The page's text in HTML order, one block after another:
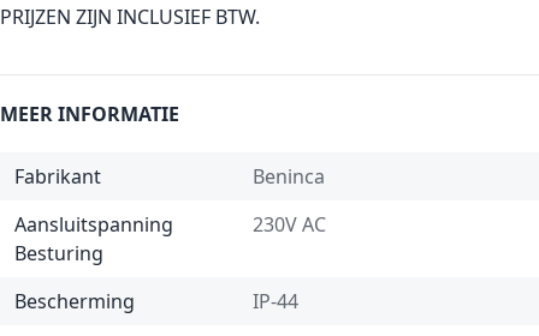
PRIJZEN ZIJN INCLUSIEF BTW.
MEER INFORMATIE
Fabrikant
Beninca
Aansluitspanning
Besturing
230V AC
Bescherming
IP-44